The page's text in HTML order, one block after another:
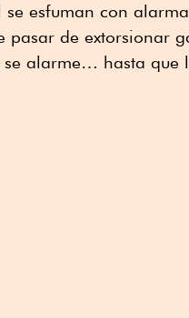
esfuman con
pasar de extorsionar
alarme… hasta que